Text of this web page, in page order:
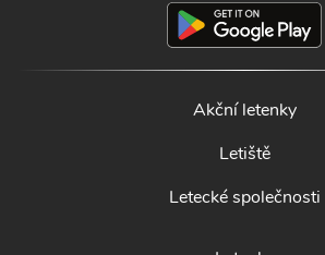
Akční letenky
Letiště
Letecké společnosti